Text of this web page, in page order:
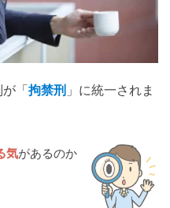
奈良 和歌山
鹿児島
「 拘禁刑 」に統一されま
気があるのか